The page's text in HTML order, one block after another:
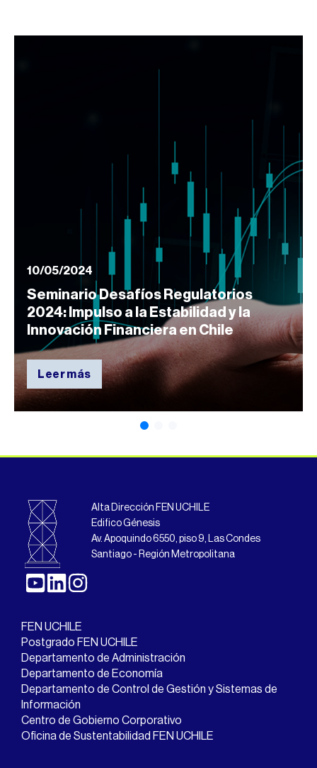
10/05/2024
Seminario Desafíos Regulatorios
2024: Impulso a la Estabilidad y la
Innovación Financiera en Chile
Leer más
Alta Dirección FEN UCHILE
Edifico Génesis
Av. Apoquindo 6550, piso 9, Las Condes
Santiago - Región Metropolitana
FEN UCHILE
Postgrado FEN UCHILE
Departamento de Administración
Departamento de Economía
Departamento de Control de Gestión y Sistemas de
Información
Centro de Gobierno Corporativo
Oficina de Sustentabilidad FEN UCHILE